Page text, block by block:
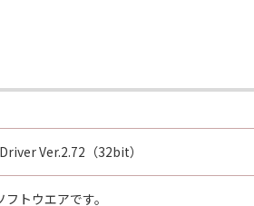
to the jurisdiction of that court or
ACCEPTANCE AS STATED
IS THE COMPLETE
Ver.2.72（32bit）
トウエアです。